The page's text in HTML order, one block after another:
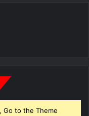
Go to the Theme